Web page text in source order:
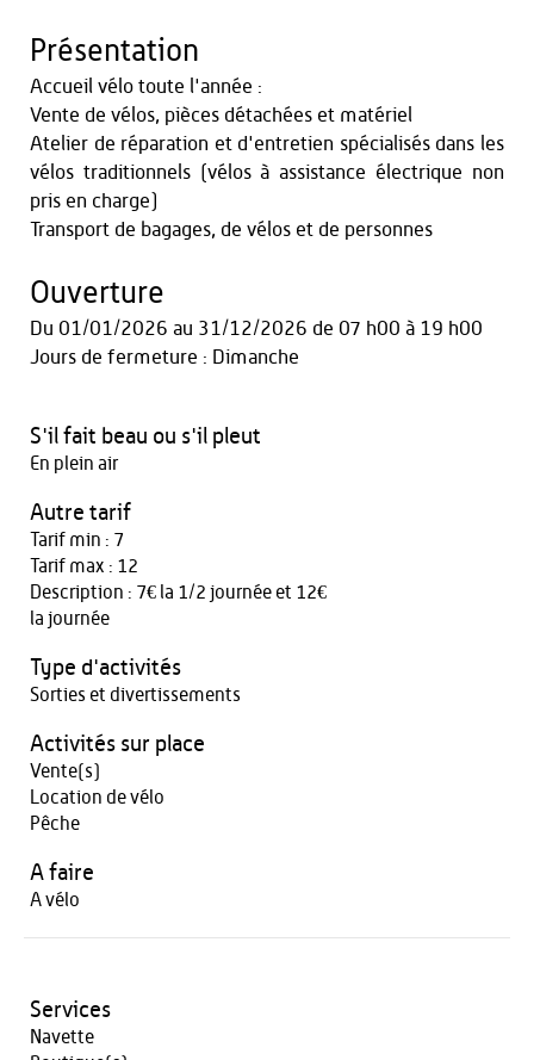
Présentation
Accueil vélo toute l'année :
Vente de vélos, pièces détachées et matériel
Atelier de réparation et d'entretien spécialisés dans les
vélos traditionnels (vélos à assistance électrique non
pris en charge)
Transport de bagages, de vélos et de personnes
Ouverture
Du 01/01/2026 au 31/12/2026 de 07 h00 à 19 h00
Jours de fermeture : Dimanche
S'il fait beau ou s'il pleut
En plein air
Autre tarif
Tarif min : 7
Tarif max : 12
Description : 7€ la 1/2 journée et 12€
la journée
Type d'activités
Sorties et divertissements
Activités sur place
Vente(s)
Location de vélo
Pêche
A faire
A vélo
Services
Navette